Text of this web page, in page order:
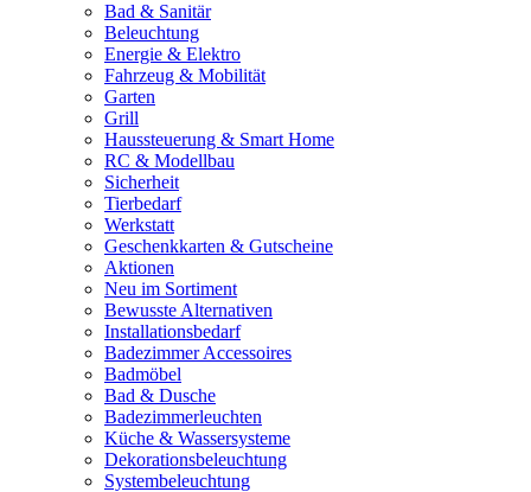
Bad & Sanitär
Beleuchtung
Energie & Elektro
Fahrzeug & Mobilität
Garten
Grill
Haussteuerung & Smart Home
RC & Modellbau
Sicherheit
Tierbedarf
Werkstatt
Geschenkkarten & Gutscheine
Aktionen
Neu im Sortiment
Bewusste Alternativen
Installationsbedarf
Badezimmer Accessoires
Badmöbel
Bad & Dusche
Badezimmerleuchten
Küche & Wassersysteme
Dekorationsbeleuchtung
Systembeleuchtung